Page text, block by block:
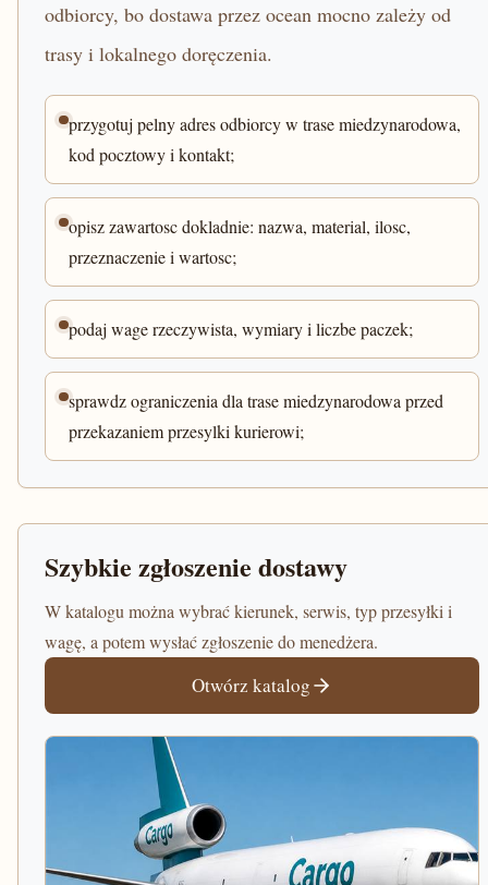
odbiorcy, bo dostawa przez ocean mocno zależy od
trasy i lokalnego doręczenia.
przygotuj pelny adres odbiorcy w trase miedzynarodowa,
kod pocztowy i kontakt;
opisz zawartosc dokladnie: nazwa, material, ilosc,
przeznaczenie i wartosc;
podaj wage rzeczywista, wymiary i liczbe paczek;
sprawdz ograniczenia dla trase miedzynarodowa przed
przekazaniem przesylki kurierowi;
Szybkie zgłoszenie dostawy
W katalogu można wybrać kierunek, serwis, typ przesyłki i
wagę, a potem wysłać zgłoszenie do menedżera.
Otwórz katalog